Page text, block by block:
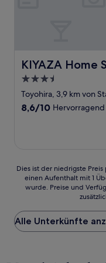
KIYAZA Home
KIYAZA Home
3.5-
Sterne-
Unterkunft
Toyohira, 3,9 km von
8.6
8,6/10 Hervorragend
Dies
der
Preis
pro
Nacht,
Dies ist der niedrigste
einen Aufenthalt mit 1
wurde. Preise und
Alle Unterkünfte